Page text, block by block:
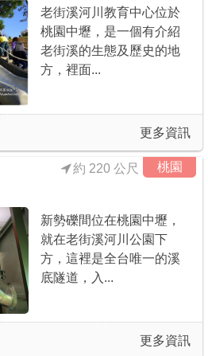
老街溪河川教育中心位於
桃園中壢，是一個有介紹
老街溪的生態及歷史的地
方，裡面...
更多資訊
桃園
約 220 公尺
新勢礫間位在桃園中壢，
就在老街溪河川公園下
方，這裡是全台唯一的溪
底隧道，入...
更多資訊